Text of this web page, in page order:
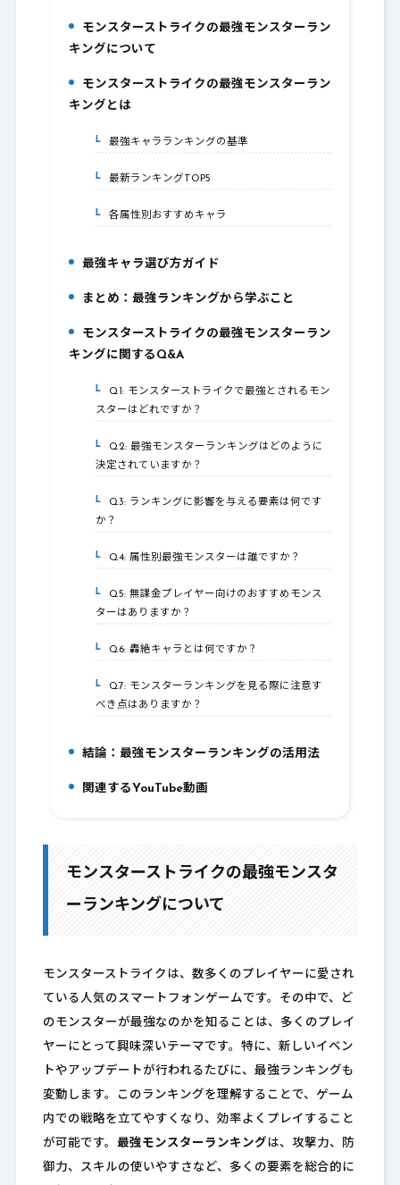
モンスターストライクの最強モンスターラン
キングについて
モンスターストライクの最強モンスターラン
キングとは
2-1.最強キャラランキングの基準
2-2.最新ランキングTOP5
2-3.各属性別おすすめキャラ
3.最強キャラ選び方ガイド
まとめ：最強ランキングから学ぶこと
モンスターストライクの最強モンスターラン
キングに関するQ&A
5-1.Q1: モンスターストライクで最強とされるモン
スターはどれですか？
5-2.Q2: 最強モンスターランキングはどのように
決定されていますか？
5-3.Q3: ランキングに影響を与える要素は何です
か？
5-4.Q4: 属性別最強モンスターは誰ですか？
5-5.Q5: 無課金プレイヤー向けのおすすめモンス
ターはありますか？
5-6.Q6: 轟絶キャラとは何ですか？
5-7.Q7: モンスターランキングを見る際に注意す
べき点はありますか？
6.結論：最強モンスターランキングの活用法
関連するYouTube動画
モンスターストライクの最強モンスタ
ーランキングについて
モンスターストライクは、数多くのプレイヤーに愛され
ている人気のスマートフォンゲームです。その中で、ど
のモンスターが最強なのかを知ることは、多くのプレイ
ヤーにとって興味深いテーマです。特に、新しいイベン
トやアップデートが行われるたびに、最強ランキングも
変動します。このランキングを理解することで、ゲーム
内での戦略を立てやすくなり、効率よくプレイすること
が可能です。 最強モンスターランキング は、攻撃力、防
御力、スキルの使いやすさなど、多くの要素を総合的に